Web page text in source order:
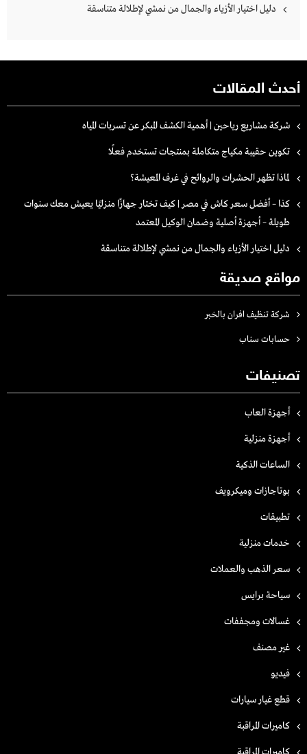
دليل اختيار الأزياء والجمال من نمشي لإطلالة متناسقة
أحدث المقالات
شركة مشاريع رياحين | أهمية الكشف المبكر عن تسربات المياه
تكوين حقيبة مكياج متكاملة بمنتجات تستخدم فعلًا
لماذا تظهر الحشرات والروائح في غرف المعيشة؟
كذا – أفضل سعر كاش في مصر | كيف تختار جهازًا منزليًا يعيش معك سنوات
طويلة – أجهزة أصلية وضمان الوكيل المعتمد
دليل اختيار الأزياء والجمال من نمشي لإطلالة متناسقة
مواقع صديقة
شركة تنظيف افران بالخبر
حسابات سناب
تصنيفات
أجهزة العاب
أجهزة منزلية
الساعات الذكية
بوتاجازات وميكرويف
تطبيقات
خدمات منزلية
سعر الذهب والعملات
سياحة برايس
غسالات ومجففات
غير مصنف
فيديو
قطع غيار سيارات
كاميرات المراقبة